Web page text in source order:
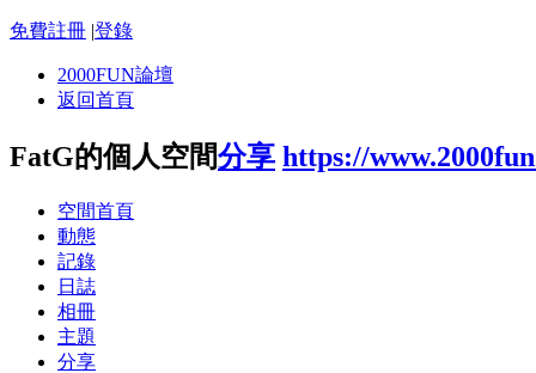
免費註冊 |登錄
2000FUN論壇
返回首頁
FatG的個人空間分享 https://
空間首頁
動態
記錄
日誌
相冊
主題
分享